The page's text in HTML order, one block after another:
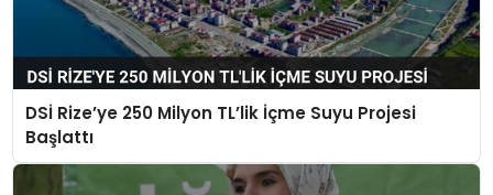
DSİ Rize’ye 250 Milyon TL’lik İçme Suyu Projesi
Başlattı